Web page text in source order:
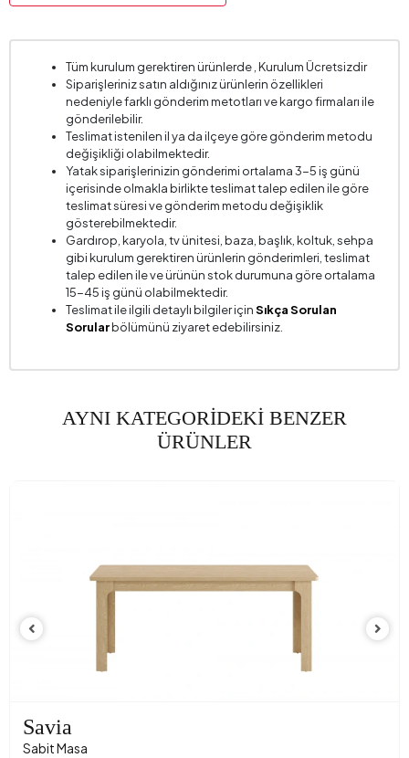
Tüm kurulum gerektiren ürünlerde , Kurulum Ücretsizdir
Siparişleriniz satın aldığınız ürünlerin özellikleri
nedeniyle farklı gönderim metotları ve kargo firmaları ile
gönderilebilir.
Teslimat istenilen il ya da ilçeye göre gönderim metodu
değişikliği olabilmektedir.
Yatak siparişlerinizin gönderimi ortalama 3-5 iş günü
içerisinde olmakla birlikte teslimat talep edilen ile göre
teslimat süresi ve gönderim metodu değişiklik
gösterebilmektedir.
Gardırop, karyola, tv ünitesi, baza, başlık, koltuk, sehpa
gibi kurulum gerektiren ürünlerin gönderimleri, teslimat
talep edilen ile ve ürünün stok durumuna göre ortalama
15-45 iş günü olabilmektedir.
Teslimat ile ilgili detaylı bilgiler içinSıkça Sorulan
Sorularbölümünü ziyaret edebilirsiniz.
AYNI KATEGORİDEKİ BENZER
ÜRÜNLER
Savia
Sabit Masa